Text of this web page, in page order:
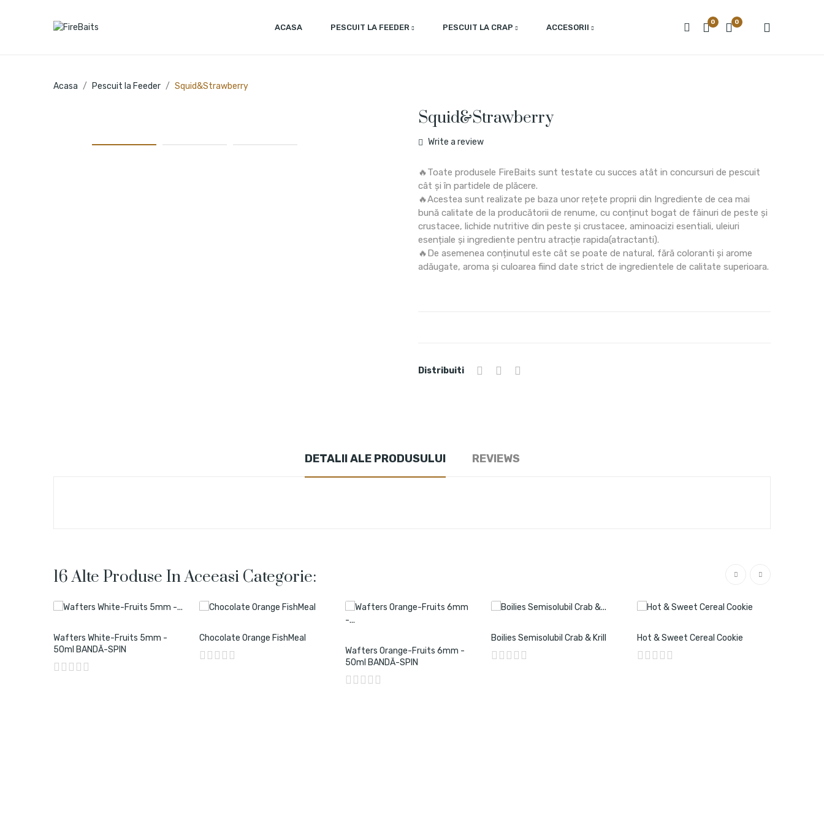
ACASA PESCUIT LA FEEDER PESCUIT LA CRAP ACCESORII
0 0
Acasa Pescuit la Feeder Squid&Strawberry
Squid&Strawberry
Write a review
🔥Toate produsele FireBaits sunt testate cu succes atât in concursuri de pescuit
cât și în partidele de plăcere.
🔥Acestea sunt realizate pe baza unor rețete proprii din Ingrediente de cea mai
bună calitate de la producătorii de renume, cu conținut bogat de făinuri de peste și
crustacee, lichide nutritive din peste și crustacee, aminoacizi esentiali, uleiuri
esențiale și ingrediente pentru atracție rapida(atractanti).
🔥De asemenea conținutul este cât se poate de natural, fără coloranti și arome
adăugate, aroma și culoarea fiind date strict de ingredientele de calitate superioara.
Distribuiti
DETALII ALE PRODUSULUI REVIEWS
16 Alte Produse In Aceeasi Categorie:
Wafters White-Fruits 5mm -
50ml BANDĂ-SPIN
Chocolate Orange FishMeal
Wafters Orange-Fruits 6mm -
50ml BANDĂ-SPIN
Boilies Semisolubil Crab & Krill Hot & Sweet Cereal Cookie